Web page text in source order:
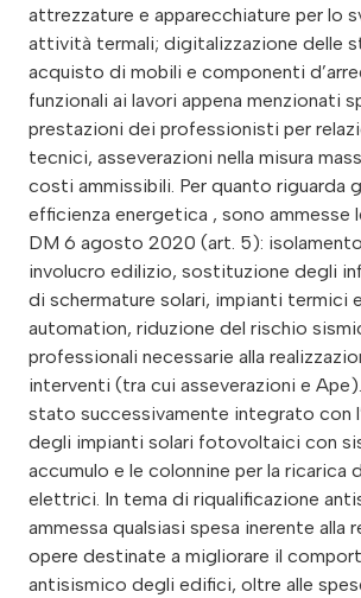
attrezzature e apparecchiature per lo
attività termali; digitalizzazione delle
acquisto di mobili e componenti
funzionali ai lavori appena menzionati
prestazioni dei professionisti per
tecnici, asseverazioni nella misura
costi ammissibili. Per quanto riguarda
efficienza energetica , sono ammesse
DM 6 agosto 2020 (art. 5):
involucro edilizio, sostituzione degli
di schermature solari, impianti termici
automation, riduzione del rischio
professionali necessarie alla
interventi (tra cui asseverazioni e
stato successivamente integrato con
degli impianti solari fotovoltaici con
accumulo e le colonnine per la ricarica
elettrici. In tema di riqualificazione
ammessa qualsiasi spesa inerente alla
opere destinate a migliorare il
antisismico degli edifici, oltre alle